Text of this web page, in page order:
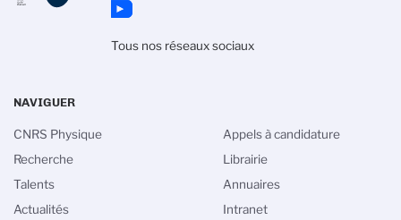
Tous nos réseaux sociaux
NAVIGUER
CNRS Physique
Recherche
Talents
Actualités
Appels à candidature
Librairie
Annuaires
Intranet